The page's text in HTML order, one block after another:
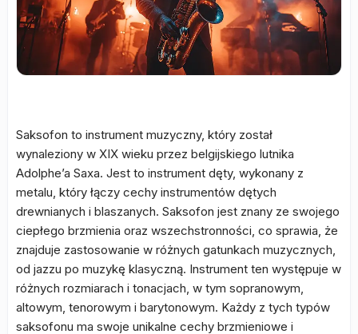
Saksofon to instrument muzyczny, który został
wynaleziony w XIX wieku przez belgijskiego lutnika
Adolphe’a Saxa. Jest to instrument dęty, wykonany z
metalu, który łączy cechy instrumentów dętych
drewnianych i blaszanych. Saksofon jest znany ze swojego
ciepłego brzmienia oraz wszechstronności, co sprawia, że
znajduje zastosowanie w różnych gatunkach muzycznych,
od jazzu po muzykę klasyczną. Instrument ten występuje w
różnych rozmiarach i tonacjach, w tym sopranowym,
altowym, tenorowym i barytonowym. Każdy z tych typów
saksofonu ma swoje unikalne cechy brzmieniowe i